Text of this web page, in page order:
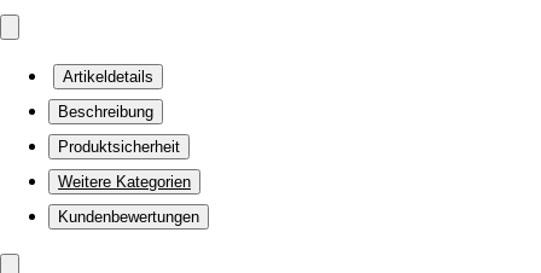
Artikeldetails
Beschreibung
Produktsicherheit
Weitere Kategorien
Kundenbewertungen